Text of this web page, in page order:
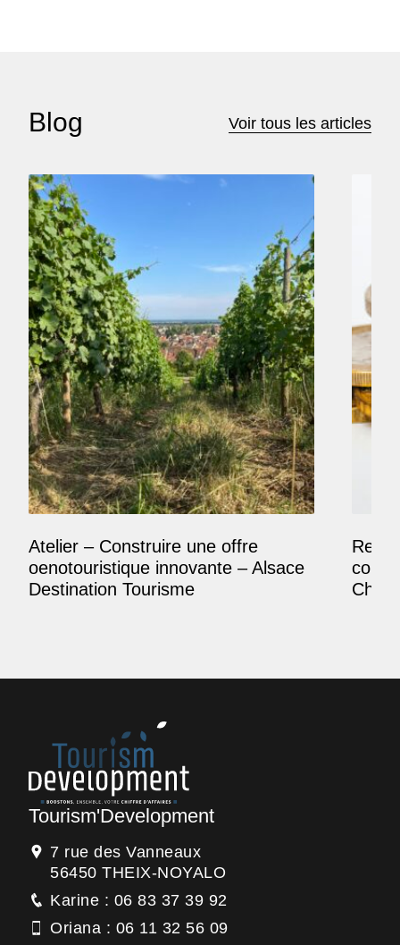
Blog Voir tous les articles
Atelier – Construire une offre
oenotouristique innovante – Alsace
Destination Tourisme
Tourism'Development
7 rue des Vanneaux
56450 THEIX-NOYALO
Karine : 06 83 37 39 92
Oriana : 06 11 32 56 09